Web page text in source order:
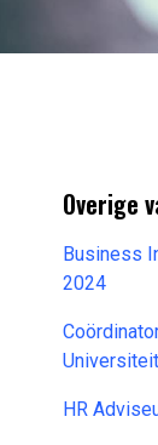
Overige
Business
2024
HR